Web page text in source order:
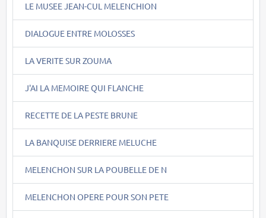
LE MUSEE JEAN-CUL MELENCHION
DIALOGUE ENTRE MOLOSSES
LA VERITE SUR ZOUMA
J'AI LA MEMOIRE QUI FLANCHE
RECETTE DE LA PESTE BRUNE
LA BANQUISE DERRIERE MELUCHE
MELENCHON SUR LA POUBELLE DE N
MELENCHON OPERE POUR SON PETE